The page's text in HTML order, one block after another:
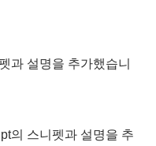
과 설명을 추가했습니
의 스니펫과 설명을 추